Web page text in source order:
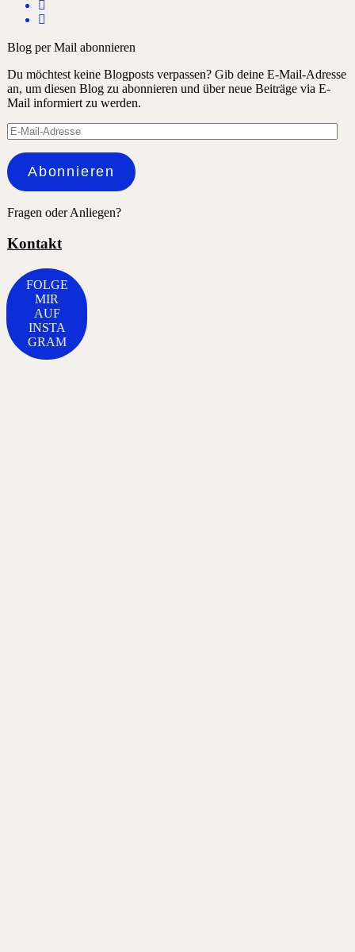
Blog per Mail abonnieren
Du möchtest keine Blogposts verpassen? Gib deine E-Mail-Adresse
an, um diesen Blog zu abonnieren und über neue Beiträge via E-
Mail informiert zu werden.
E-
Mail-
Adresse
Abonnieren
Fragen oder Anliegen?
Kontakt
FOLGE
MIR
AUF
INSTA
GRAM